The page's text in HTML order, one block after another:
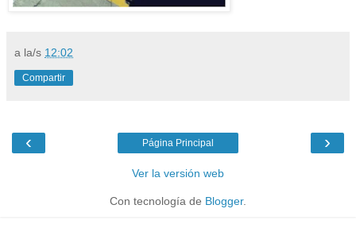
a la/s 12:02
Compartir
‹ ›
Página Principal
Ver la versión web
Con tecnología de Blogger.